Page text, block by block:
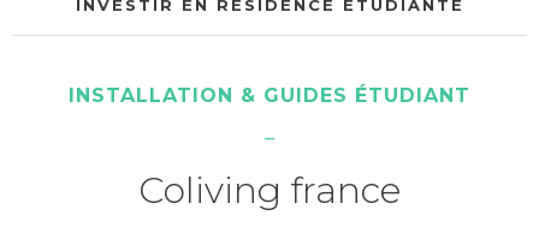
INVESTIR EN RÉSIDENCE ÉTUDIANTE
INSTALLATION & GUIDES ÉTUDIANT
Coliving france